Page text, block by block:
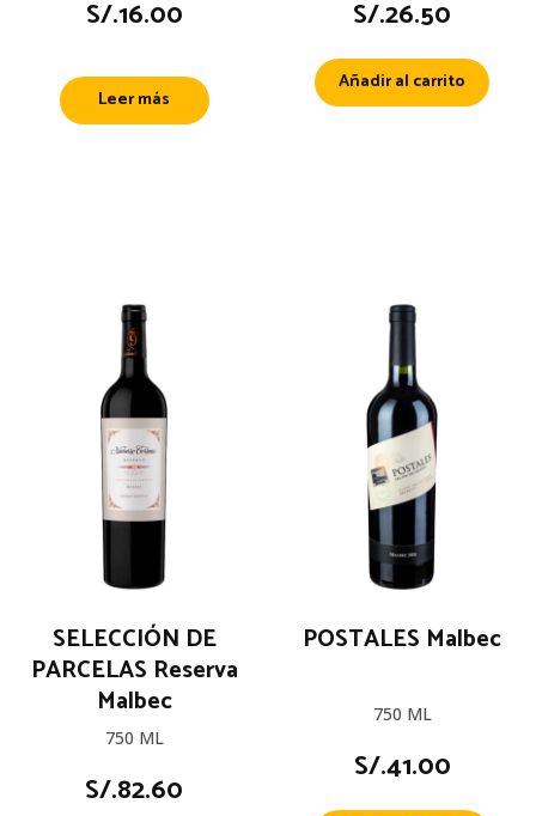
S/.16.00
Leer más
S/.26.50
Añadir al carrito
SELECCIÓN DE
PARCELAS Reserva
Malbec
750 ML
S/.82.60
POSTALES Malbec
750 ML
S/.41.00